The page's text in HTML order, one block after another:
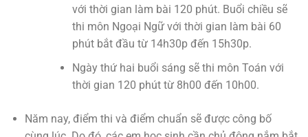
với thời gian làm bài 120 phút. Buổi chiều sẽ
thi môn Ngoại Ngữ với thời gian làm bài 60
phút bắt đầu từ 14h30p đến 15h30p.
Ngày thứ hai buổi sáng sẽ thi môn Toán với
thời gian 120 phút từ 8h00 đến 10h00.
Năm nay, điểm thi và điểm chuẩn sẽ được công bố